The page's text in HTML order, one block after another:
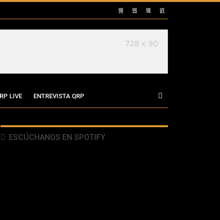
LIVE ENTREVISTA QRP
ESCÚCHANOS EN SPOTIFY